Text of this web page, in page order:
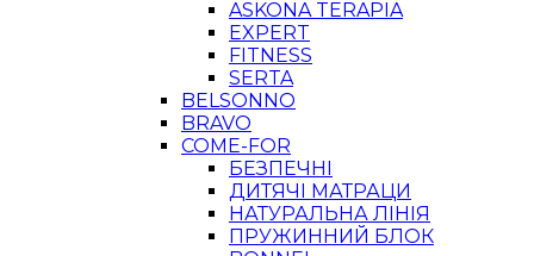
ASKONA TERAPIA
EXPERT
FITNESS
SERTA
BELSONNO
BRAVO
COME-FOR
БЕЗПЕЧНІ
ДИТЯЧІ МАТРАЦИ
НАТУРАЛЬНА ЛІНІЯ
ПРУЖИННИЙ БЛОК